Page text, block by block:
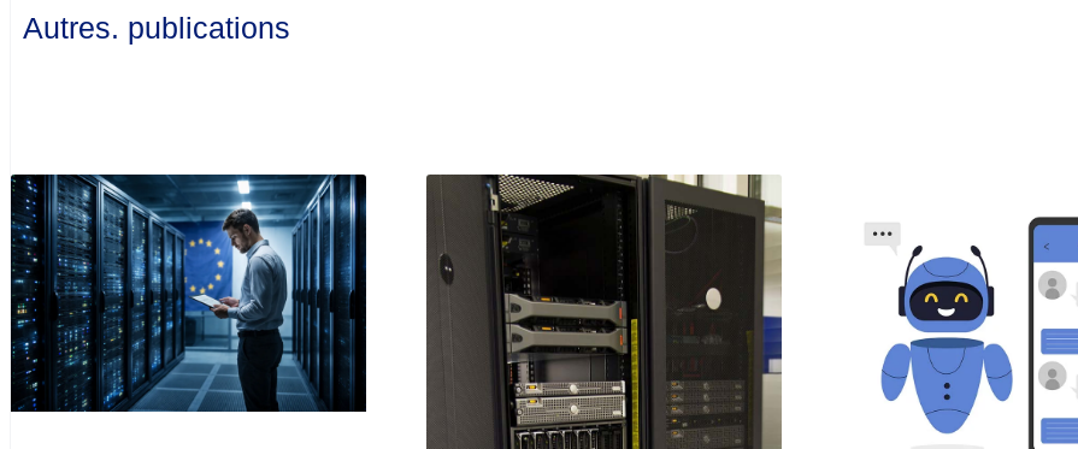
Autres. publications